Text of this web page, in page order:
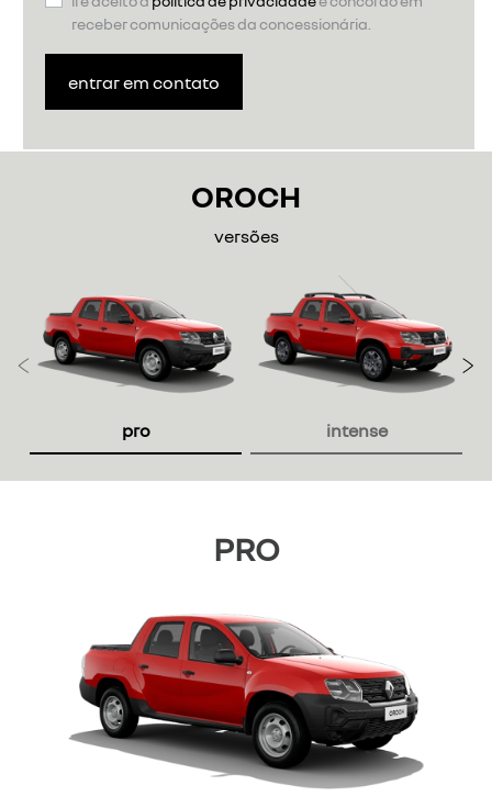
receber comunicações da concessionária.
entrar em contato
OROCH
versões
pro intense
Anterior
PRO